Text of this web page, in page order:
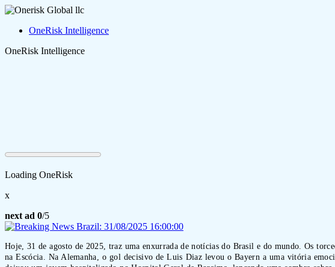
OneRisk Intelligence
OneRisk Intelligence
Loading OneRisk
x
next ad 0/5
Hoje, 31 de agosto de 2025, traz uma enxurrada de notícias do Brasil e do mundo. Os
na Escócia. Na Alemanha, o gol decisivo de Luis Diaz levou o Bayern a uma vitória